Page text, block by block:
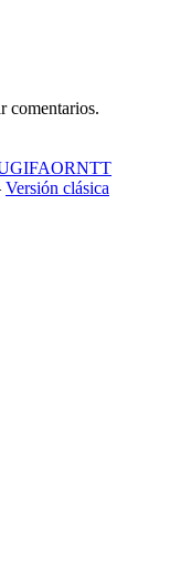
comentarios.
GIFAORNTT
Versión clásica